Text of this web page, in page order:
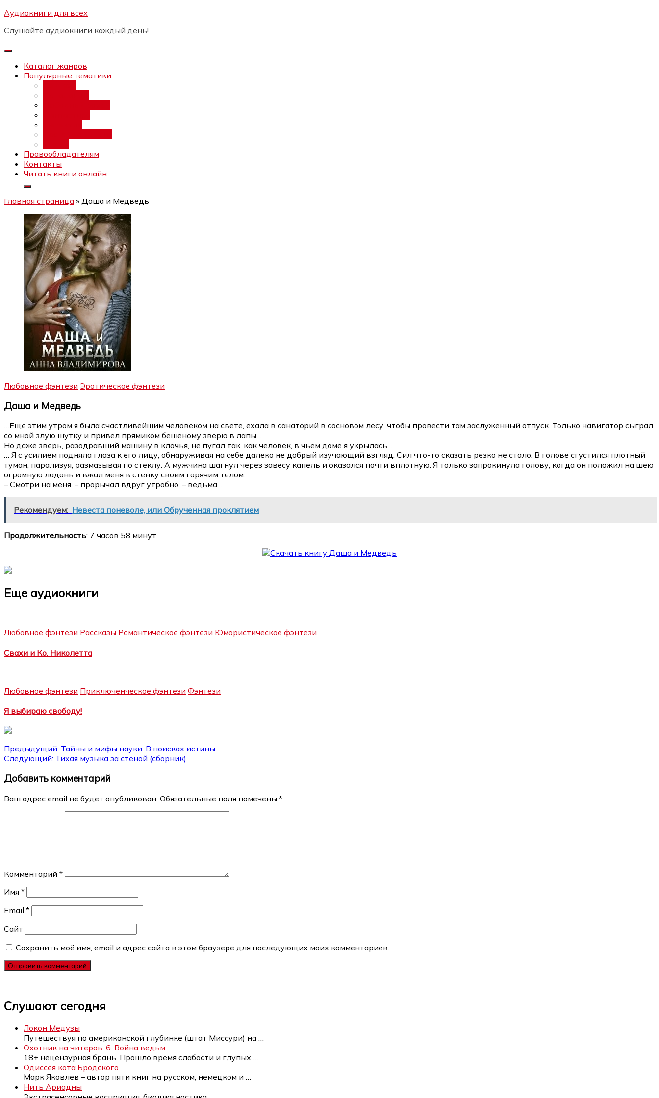
Перейти
содержимому
Аудиокниги для всех
Слушайте аудиокниги каждый день!
Каталог жанров
Популярные тематики
Правообладателям
Контакты
Читать книги онлайн
Главная страница » Даша и Медведь
Любовное фэнтези Эротическое фэнтези
Даша и Медведь
…Еще этим утром я была счастливейшим человеком на свете, ехала в санаторий в сосновом лесу, чтобы провести там заслуженный отпуск. Только навигатор сыграл
со мной злую шутку и привел прямиком бешеному зверю в лапы…
Но даже зверь, разодравший машину в клочья, не пугал так, как человек, в чьем доме я укрылась…
… Я с усилием подняла глаза к его лицу, обнаруживая на себе далеко не добрый изучающий взгляд. Сил что-то сказать резко не стало. В голове сгустился плотный
туман, парализуя, размазывая по стеклу. А мужчина шагнул через завесу капель и оказался почти вплотную. Я только запрокинула голову, когда он положил на шею
огромную ладонь и вжал меня в стенку своим горячим телом.
– Смотри на меня, – прорычал вдруг утробно, – ведьма…
Рекомендуем: Невеста поневоле, или Обрученная проклятием
Продолжительность: 7 часов 58 минут
Еще аудиокниги
Любовное фэнтези Рассказы Романтическое фэнтези Юмористическое фэнтези
Свахи и Ко. Николетта
Любовное фэнтези Приключенческое фэнтези Фэнтези
Я выбираю свободу!
Навигация
по
записям
Предыдущий: Тайны и мифы науки. В поисках истины
Следующий: Тихая музыка за стеной (сборник)
Добавить комментарий
Ваш адрес email не будет опубликован. Обязательные поля помечены *
Комментарий *
Имя *
Email *
Сайт
Сохранить моё имя, email и адрес сайта в этом браузере для последующих моих комментариев.
Слушают сегодня
Локон Медузы
Путешествуя по американской глубинке (штат Миссури) на
Охотник на читеров: 6. Война ведьм
18+ нецензурная брань. Прошло время слабости и глупых
Одиссея кота Бродского
Марк Яковлев – автор пяти книг на русском, немецком и
Нить Ариадны